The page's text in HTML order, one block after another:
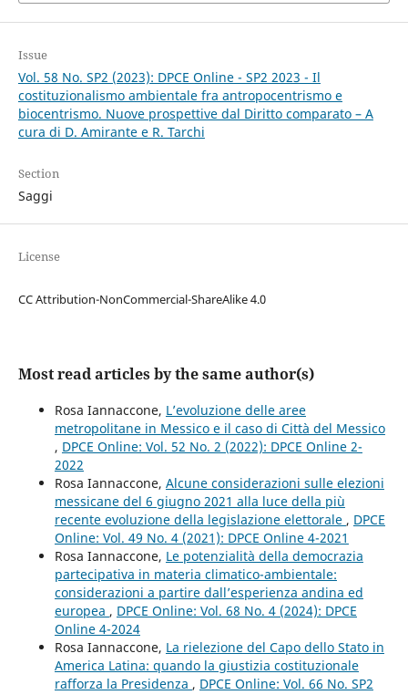
Issue
Vol. 58 No. SP2 (2023): DPCE Online - SP2 2023 - Il
costituzionalismo ambientale fra antropocentrismo e
biocentrismo. Nuove prospettive dal Diritto comparato – A
cura di D. Amirante e R. Tarchi
Section
Saggi
License
CC Attribution-NonCommercial-ShareAlike 4.0
Most read articles by the same author(s)
Rosa Iannaccone, L’evoluzione delle aree
metropolitane in Messico e il caso di Città del Messico
, DPCE Online: Vol. 52 No. 2 (2022): DPCE Online 2-
2022
Rosa Iannaccone, Alcune considerazioni sulle elezioni
messicane del 6 giugno 2021 alla luce della più
recente evoluzione della legislazione elettorale , DPCE
Online: Vol. 49 No. 4 (2021): DPCE Online 4-2021
Rosa Iannaccone, Le potenzialità della democrazia
partecipativa in materia climatico-ambientale:
considerazioni a partire dall’esperienza andina ed
europea , DPCE Online: Vol. 68 No. 4 (2024): DPCE
Online 4-2024
Rosa Iannaccone, La rielezione del Capo dello Stato in
America Latina: quando la giustizia costituzionale
rafforza la Presidenza , DPCE Online: Vol. 66 No. SP2